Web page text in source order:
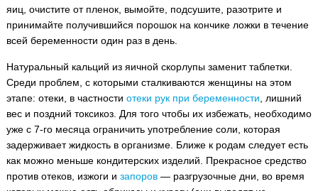
яиц, очистите от пленок, вымойте, подсушите, разотрите и
принимайте получившийся порошок на кончике ложки в течение
всей беременности один раз в день.
Натуральный кальций из яичной скорлупы заменит таблетки.
Среди проблем, с которыми сталкиваются женщины на этом
этапе: отеки, в частности отеки рук при беременности , лишний
вес и поздний токсикоз. Для того чтобы их избежать, необходимо
уже с 7-го месяца ограничить употребление соли, которая
задерживает жидкость в организме. Ближе к родам следует есть
как можно меньше кондитерских изделий. Прекрасное средство
против отеков, изжоги и запоров— разгрузочные дни, во время